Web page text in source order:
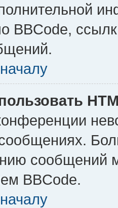
BBCode,
сообщений
BBCode.